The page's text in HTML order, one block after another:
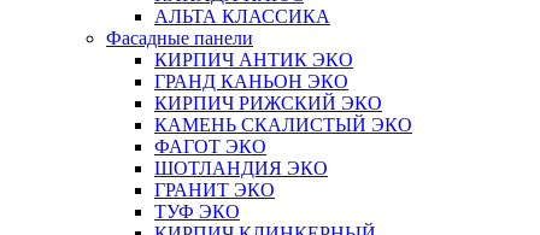
АЛЬТА КЛАССИКА
Фасадные панели
КИРПИЧ АНТИК ЭКО
ГРАНД КАНЬОН ЭКО
КИРПИЧ РИЖСКИЙ ЭКО
КАМЕНЬ СКАЛИСТЫЙ ЭКО
ФАГОТ ЭКО
ШОТЛАНДИЯ ЭКО
ГРАНИТ ЭКО
ТУФ ЭКО